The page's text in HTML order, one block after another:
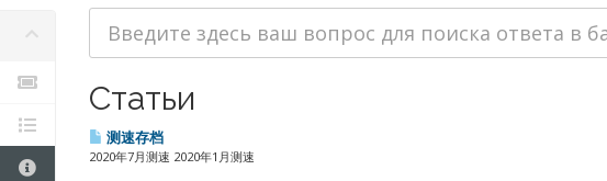
Статьи
测速存档
2020年7月测速 2020年1月测速